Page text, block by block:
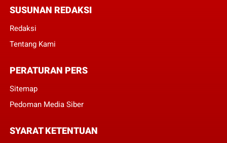
SUSUNAN REDAKSI
Redaksi
Tentang Kami
PERATURAN PERS
Sitemap
Pedoman Media Siber
SYARAT KETENTUAN